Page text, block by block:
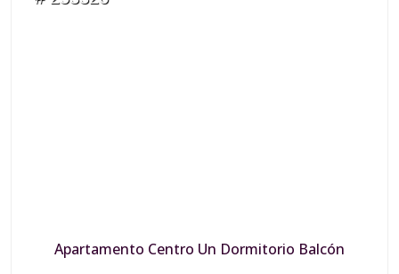
Apartamento Centro Un Dormitorio Balcón